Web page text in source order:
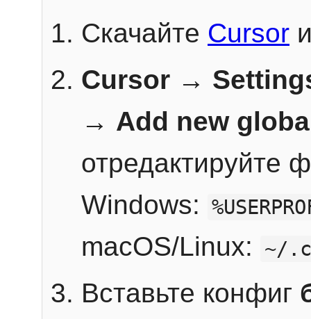
Скачайте Cursor
Cursor →
→ Add new
отредактируйте
Windows:
macOS/Linux: ~/
Вставьте конфиг